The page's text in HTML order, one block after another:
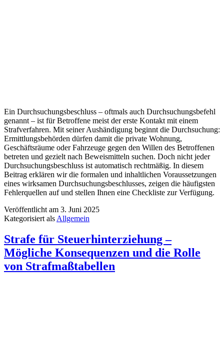
Ein Durchsuchungsbeschluss – oftmals auch Durchsuchungsbefehl
genannt – ist für Betroffene meist der erste Kontakt mit einem
Strafverfahren. Mit seiner Aushändigung beginnt die Durchsuchung:
Ermittlungsbehörden dürfen damit die private Wohnung,
Geschäftsräume oder Fahrzeuge gegen den Willen des Betroffenen
betreten und gezielt nach Beweismitteln suchen. Doch nicht jeder
Durchsuchungsbeschluss ist automatisch rechtmäßig. In diesem
Beitrag erklären wir die formalen und inhaltlichen Voraussetzungen
eines wirksamen Durchsuchungsbeschlusses, zeigen die häufigsten
Fehlerquellen auf und stellen Ihnen eine Checkliste zur Verfügung.
Veröffentlicht am 3. Juni 2025
Kategorisiert als Allgemein
Strafe für Steuerhinterziehung –
Mögliche Konsequenzen und die Rolle
von Strafmaßtabellen